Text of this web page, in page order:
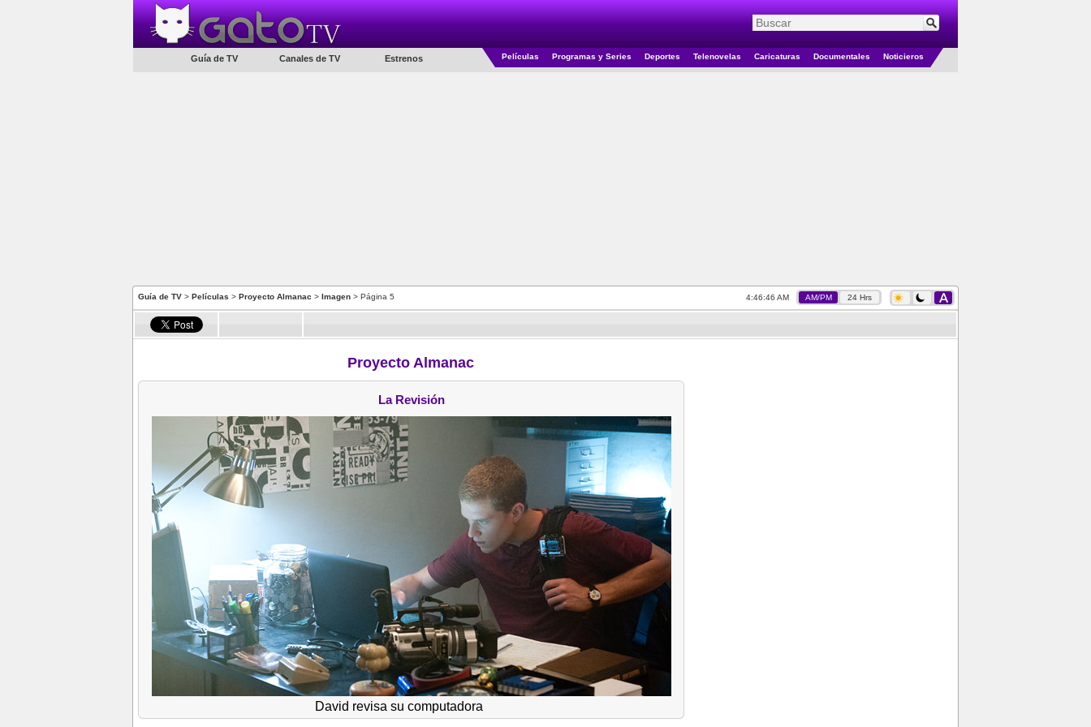
Guía de TV Canales de TV Estrenos Películas Programas y Series Deportes Telenovelas Caricaturas Documentales Noticieros
Guía de TV > Películas > Proyecto Almanac > Imagen > Página 5 4:46:46 AM AM/PM 24 Hrs
Proyecto Almanac
La Revisión
David revisa su computadora